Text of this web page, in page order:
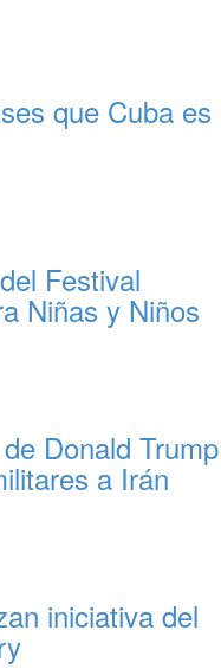
que Cuba es
Festival
Niñas y Niños
Donald Trump
a Irán
iniciativa del